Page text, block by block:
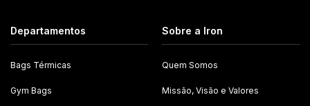
Departamentos
Bags Térmicas
Gym Bags
Sobre a Iron
Quem Somos
Missão, Visão e Valores